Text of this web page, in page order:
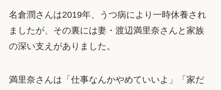
名倉潤さんは2019年、うつ病により一時休養され
ましたが、その裏には妻・渡辺満里奈さんと家族
の深い支えがありました。
満里奈さんは「仕事なんかやめていいよ」「家だ